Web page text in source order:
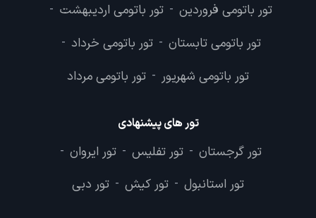
تور باتومی فروردین - تور باتومی اردیبهشت -
تور باتومی تابستان - تور باتومی خرداد -
تور باتومی شهریور - تور باتومی مرداد
تور های پیشنهادی
تور گرجستان - تور تفلیس - تور ایروان -
تور استانبول - تور کیش - تور دبی